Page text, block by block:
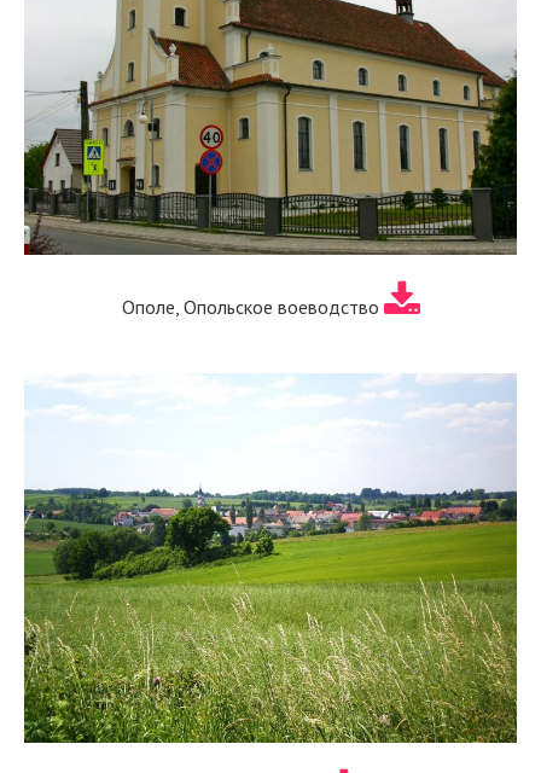
Ополе, Опольское воеводство